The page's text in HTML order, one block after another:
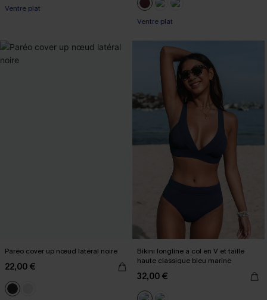
Ventre plat
Ventre plat
Paréo cover up nœud latéral noire
22,00 €
Bikini longline à col en V et taille
haute classique bleu marine
32,00 €